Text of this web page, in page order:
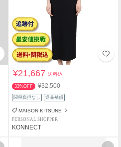
¥21,667送料込
33%OFF ¥32,500
関税負担なし 返品補償
MAISON KITSUNE
PERSONAL SHOPPER
KONNECT